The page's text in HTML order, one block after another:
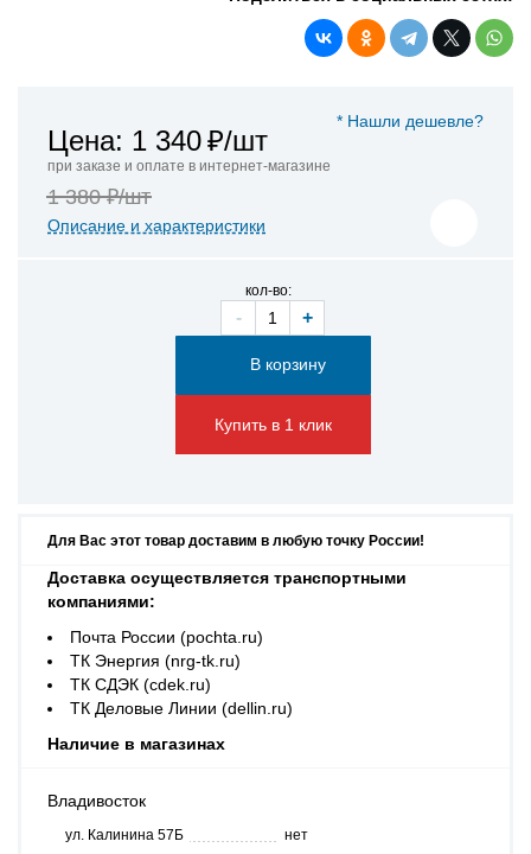
* Нашли дешевле?
Цена: 1 340₽/шт
при заказе и оплате в интернет-магазине
1 380 ₽/шт
Описание и характеристики
кол-во:
- +
Купить в 1 клик
Для Вас этот товар доставим в любую точку России!
Доставка осуществляется транспортными
компаниями:
Почта России (pochta.ru)
ТК Энергия (nrg-tk.ru)
ТК СДЭК (cdek.ru)
ТК Деловые Линии (dellin.ru)
Наличие в магазинах
Владивосток
ул. Калинина 57Б
нет